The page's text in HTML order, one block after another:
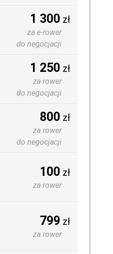
1 300 zł
za e-rower
do negocjacji
1 250 zł
za rower
do negocjacji
800 zł
za rower
do negocjacji
100 zł
za rower
799 zł
za rower